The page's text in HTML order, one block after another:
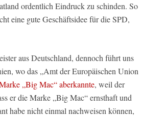
ordentlich Eindruck zu schinden. So
eine gute Geschäftsidee für die SPD,
aus Deutschland, dennoch führt uns
wo das „Amt der Europäischen Union
„Big Mac“ aberkannte, weil der
er die Marke „Big Mac“ ernsthaft und
habe nicht einmal nachweisen können,